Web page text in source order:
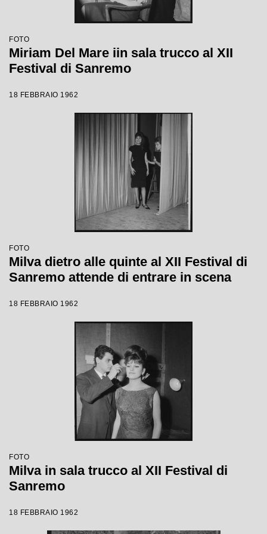
FOTO
Miriam Del Mare iin sala trucco al XII
Festival di Sanremo
18 FEBBRAIO 1962
FOTO
Milva dietro alle quinte al XII Festival di
Sanremo attende di entrare in scena
18 FEBBRAIO 1962
FOTO
Milva in sala trucco al XII Festival di
Sanremo
18 FEBBRAIO 1962